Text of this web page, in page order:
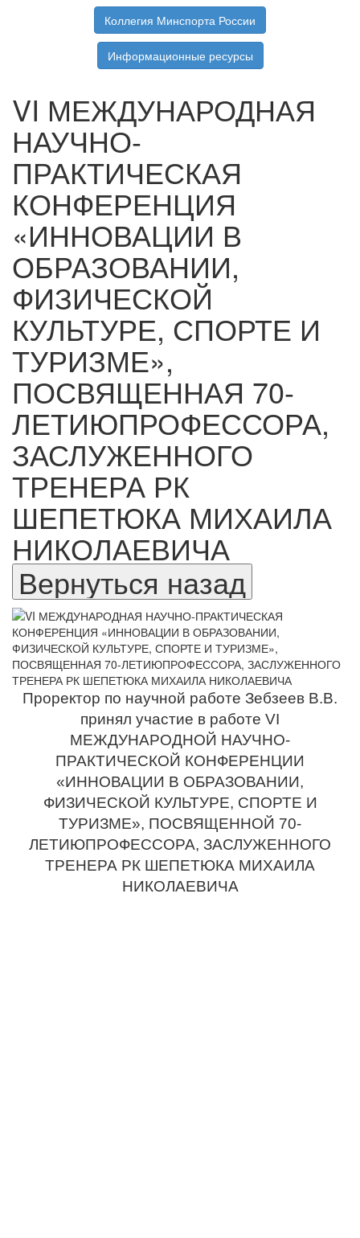
Коллегия Минспорта России
Информационные ресурсы
VΙ МЕЖДУНАРОДНАЯ
НАУЧНО-
ПРАКТИЧЕСКАЯ
КОНФЕРЕНЦИЯ
«ИННОВАЦИИ В
ОБРАЗОВАНИИ,
ФИЗИЧЕСКОЙ
КУЛЬТУРЕ, СПОРТЕ И
ТУРИЗМЕ»,
ПОСВЯЩЕННАЯ 70-
ЛЕТИЮПРОФЕССОРА,
ЗАСЛУЖЕННОГО
ТРЕНЕРА РК
ШЕПЕТЮКА МИХАИЛА
НИКОЛАЕВИЧА
Проректор по научной работе Зебзеев В.В.
принял участие в работе VΙ
МЕЖДУНАРОДНОЙ НАУЧНО-
ПРАКТИЧЕСКОЙ КОНФЕРЕНЦИИ
«ИННОВАЦИИ В ОБРАЗОВАНИИ,
ФИЗИЧЕСКОЙ КУЛЬТУРЕ, СПОРТЕ И
ТУРИЗМЕ», ПОСВЯЩЕННОЙ 70-
ЛЕТИЮПРОФЕССОРА, ЗАСЛУЖЕННОГО
ТРЕНЕРА РК ШЕПЕТЮКА МИХАИЛА
НИКОЛАЕВИЧА